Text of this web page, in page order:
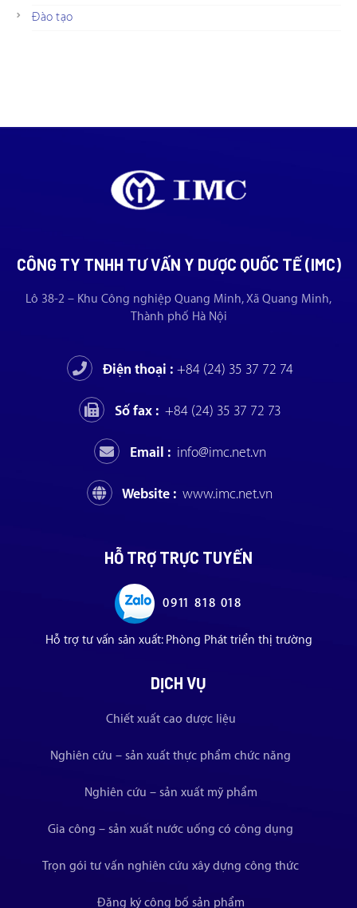
Đào tạo
CÔNG TY TNHH TƯ VẤN Y DƯỢC QUỐC TẾ (IMC)
Lô 38-2 – Khu Công nghiệp Quang Minh, Xã Quang Minh,
Thành phố Hà Nội
Điện thoại : +84 (24) 35 37 72 74
Số fax : +84 (24) 35 37 72 73
Email : info@imc.net.vn
Website : www.imc.net.vn
HỖ TRỢ TRỰC TUYẾN
0911 818 018
Hỗ trợ tư vấn sản xuất: Phòng Phát triển thị trường
DỊCH VỤ
Chiết xuất cao dược liệu
Nghiên cứu – sản xuất thực phẩm chức năng
Nghiên cứu – sản xuất mỹ phẩm
Gia công – sản xuất nước uống có công dụng
Trọn gói tư vấn nghiên cứu xây dựng công thức
Đăng ký công bố sản phẩm